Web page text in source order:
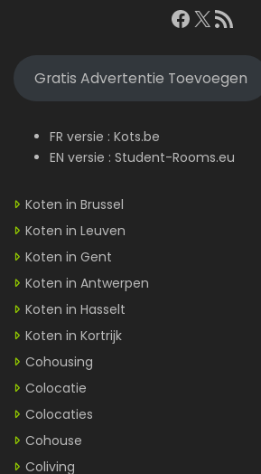
Facebook
X RSS feed
Gratis Advertentie Toevoegen
FR versie : Kots.be
EN versie : Student-Rooms.eu
Koten in Brussel
Koten in Leuven
Koten in Gent
Koten in Antwerpen
Koten in Hasselt
Koten in Kortrijk
Cohousing
Colocatie
Colocaties
Cohouse
Coliving